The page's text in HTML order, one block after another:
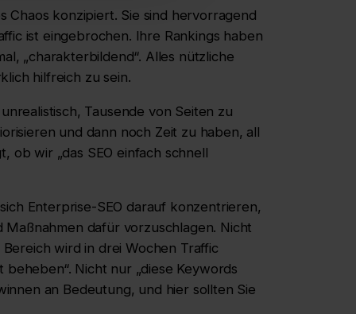
Chaos konzipiert. Sie sind hervorragend
ist eingebrochen. Ihre Rankings haben
„charakterbildend“. Alles nützliche
hilfreich zu sein.
Tausende von Seiten zu
und dann noch Zeit zu haben, all
ob wir „das SEO einfach schnell
Enterprise-SEO darauf konzentrieren,
dafür vorzuschlagen. Nicht
wird in drei Wochen Traffic
Nicht nur „diese Keywords
an Bedeutung, und hier sollten Sie